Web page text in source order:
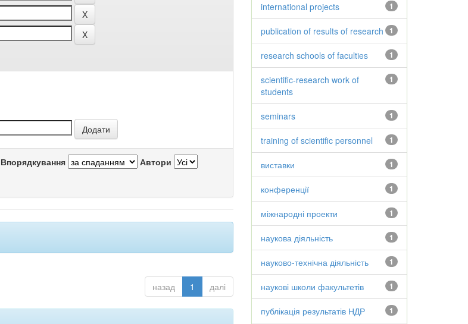
Впорядкування Автори
назад 1 далі
1
international projects
1
publication of results of research
1
research schools of faculties
1
scientific-research work of
students
1
seminars
1
training of scientific personnel
1
виставки
1
конференції
1
міжнародні проекти
1
наукова діяльність
1
науково-технічна діяльність
1
наукові школи факультетів
1
публікація результатів НДР